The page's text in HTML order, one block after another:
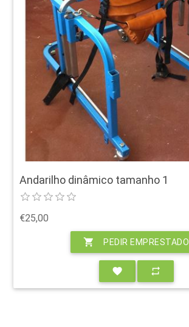
Andarilho dinâmico tamanho 1
€25,00
shopping_cart PEDIR EMPRESTADO
favorite repeat